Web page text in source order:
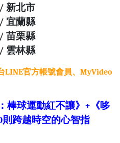
新北市
宜蘭縣
苗栗縣
雲林縣
LINE官方帳號會員、MyVideo
棒球運動紅不讓》+ 《哆
跨越時空的心智指